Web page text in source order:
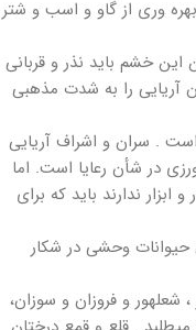
وری از گاو و اسب و شتر
خشم باید نذر و قربانی
آریایی را به شدت مذهبی
. سران و اشراف آریایی
شکار را ترجیح میدهند،[۳۴]کشاورزی در شأن رعایا است. اما
ندارند باید که برای
حیوانات وحشی در شکار
و فروزان و سوزان،